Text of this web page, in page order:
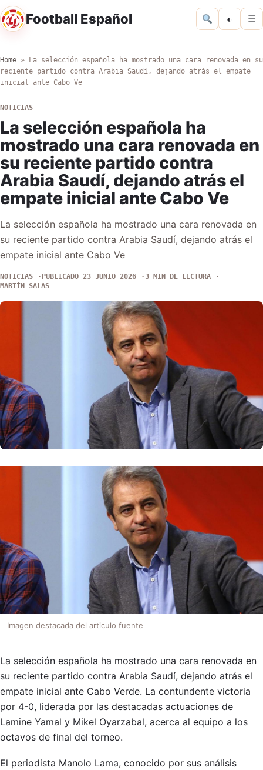
Football Español ◐ ☰
Home »
La selección española ha mostrado una cara renovada en su
reciente partido contra Arabia Saudí, dejando atrás el empate
inicial ante Cabo Ve
NOTICIAS
La selección española ha
mostrado una cara renovada en
su reciente partido contra
Arabia Saudí, dejando atrás el
empate inicial ante Cabo Ve
La selección española ha mostrado una cara renovada en
su reciente partido contra Arabia Saudí, dejando atrás el
empate inicial ante Cabo Ve
NOTICIAS PUBLICADO 23 JUNIO 2026
3 MIN DE LECTURA
MARTÍN SALAS
Imagen destacada del articulo fuente
La selección española ha mostrado una cara renovada en
su reciente partido contra Arabia Saudí, dejando atrás el
empate inicial ante Cabo Verde. La contundente victoria
por 4-0, liderada por las destacadas actuaciones de
Lamine Yamal y Mikel Oyarzabal, acerca al equipo a los
octavos de final del torneo.
El periodista Manolo Lama, conocido por sus análisis